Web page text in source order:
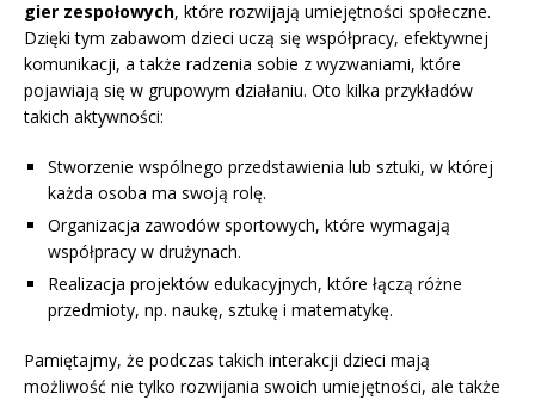
gier zespołowych, które rozwijają umiejętności społeczne.
Dzięki tym zabawom dzieci uczą się współpracy, efektywnej
komunikacji, a także radzenia sobie z wyzwaniami, które
pojawiają się w grupowym działaniu. Oto kilka przykładów
takich aktywności:
Stworzenie wspólnego przedstawienia lub sztuki, w której
każda osoba ma swoją rolę.
Organizacja zawodów sportowych, które wymagają
współpracy w drużynach.
Realizacja projektów edukacyjnych, które łączą różne
przedmioty, np. naukę, sztukę i matematykę.
Pamiętajmy, że podczas takich interakcji dzieci mają
możliwość nie tylko rozwijania swoich umiejętności, ale także